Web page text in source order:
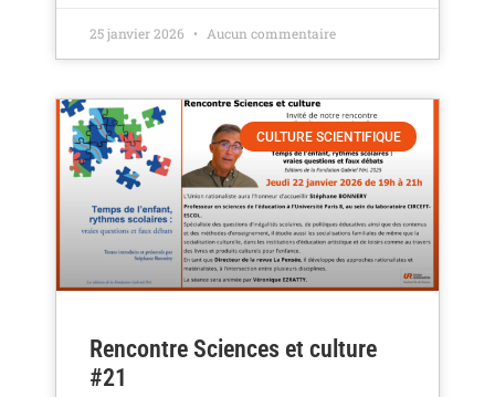
25 janvier 2026 Aucun commentaire
CULTURE SCIENTIFIQUE
Rencontre Sciences et culture
#21